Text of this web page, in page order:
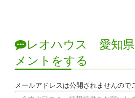
レオハウス 愛知県
メントをする
メールアドレスは公開されませんので